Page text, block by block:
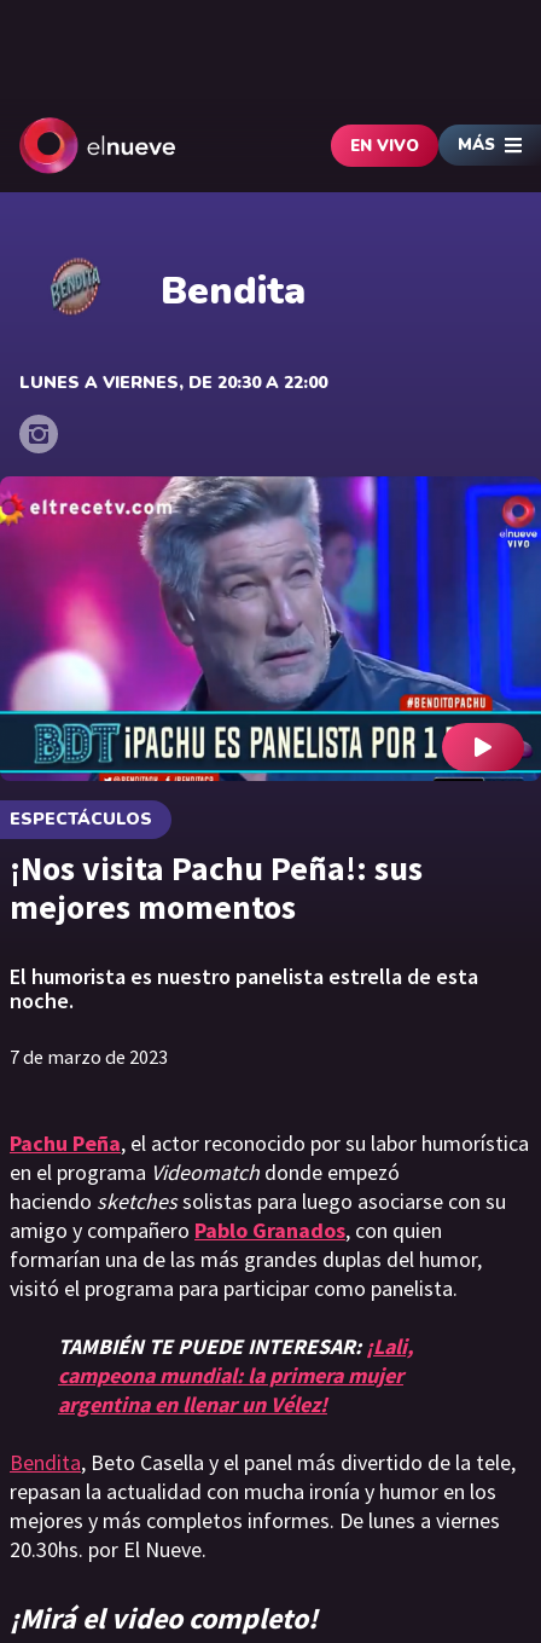
EN VIVO MÁS
Bendita
LUNES A VIERNES, DE 20:30 A 22:00
ESPECTÁCULOS
¡Nos visita Pachu Peña!: sus
mejores momentos
El humorista es nuestro panelista estrella de esta
noche.
7 de marzo de 2023
Pachu Peña, el actor reconocido por su labor humorística
en el programa Videomatch donde empezó
haciendo sketchessolistas para luego asociarse con su
amigo y compañero Pablo Granados, con quien
formarían una de las más grandes duplas del humor,
visitó el programa para participar como panelista.
TAMBIÉN TE PUEDE INTERESAR:¡Lali,
campeona mundial: la primera mujer
argentina en llenar un Vélez!
Bendita, Beto Casella y el panel más divertido de la tele,
repasan la actualidad con mucha ironía y humor en los
mejores y más completos informes. De lunes a viernes
20.30hs. por El Nueve.
¡Mirá el video completo!